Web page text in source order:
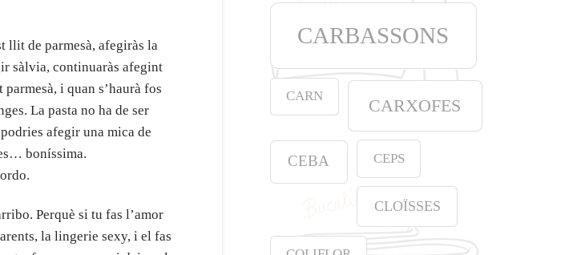
llit de parmesà, afegiràs la
sàlvia, continuaràs afegint
i quan s’haurà fos
La pasta no ha de ser
afegir una mica de
boníssima.
Perquè si tu fas l’amor
la lingerie sexy, i el fas
CARBASSONS
CARN CARXOFES
CEBA CEPS
CLOÏSSES